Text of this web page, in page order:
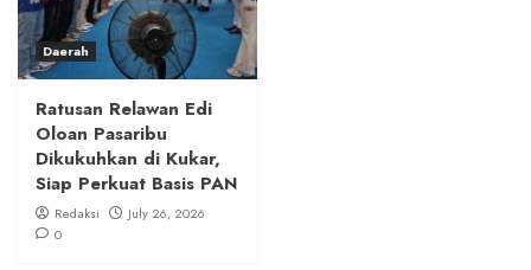
Daerah
Ratusan Relawan Edi
Oloan Pasaribu
Dikukuhkan di Kukar,
Siap Perkuat Basis PAN
Redaksi
July 26, 2026
0